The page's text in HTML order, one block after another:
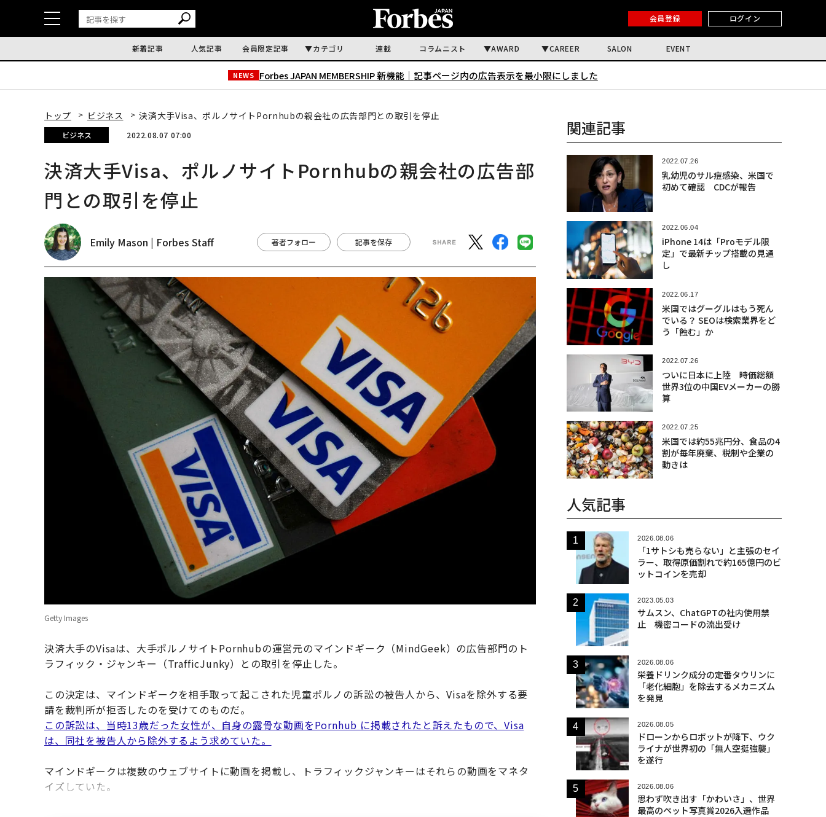
会員登録 ログイン
新着記事 人気記事 会員限定記事 カテゴリ 連載 コラムニスト AWARD CAREER SALON EVENT
NEWS Forbes JAPAN MEMBERSHIP 新機能｜ 記事ページ内の広告表示を最小限にしました
トップ ビジネス 決済大手Visa、ポルノサイトPornhubの親会社の広告部門との取引を停止
ビジネス 2022.08.07 07:00
決済大手Visa、ポルノサイトPornhubの親会社の広告部
門との取引を停止
Emily Mason | Forbes Staff 著者フォロー 記事を保存
Getty Images
決済大手のVisaは、大手ポルノサイトPornhubの運営元のマインドギーク（MindGeek）の広告部門のト
ラフィック・ジャンキー（TrafficJunky）との取引を停止した。
この決定は、マインドギークを相手取って起こされた児童ポルノの訴訟の被告人から、Visaを除外する要
請を裁判所が拒否したのを受けてのものだ。
この訴訟は、当時13歳だった女性が、自身の露骨な動画をPornhub に掲載されたと訴えたもので、Visa
は、同社を被告人から除外するよう求めていた。
マインドギークは複数のウェブサイトに動画を掲載し、トラフィックジャンキーはそれらの動画をマネタ
イズしていた。
関連記事
2022.07.26
乳幼児のサル痘感染、米国で
初めて確認 CDCが報告
2022.06.04
iPhone 14は「Proモデル限
定」で最新チップ搭載の見通
し
2022.06.17
米国ではグーグルはもう死ん
でいる？ SEOは検索業界をど
う「蝕む」か
2022.07.26
ついに日本に上陸 時価総額
世界3位の中国EVメーカーの勝
算
2022.07.25
米国では約55兆円分、食品の4
割が毎年廃棄、税制や企業の
動きは
人気記事
2026.08.06
「1サトシも売らない」と主張のセイ
ラー、取得原価割れで約165億円のビ
ットコインを売却
2023.05.03
サムスン、ChatGPTの社内使用禁
止 機密コードの流出受け
2026.08.06
栄養ドリンク成分の定番タウリンに
「老化細胞」を除去するメカニズム
を発見
2026.08.05
ドローンからロボットが降下、ウク
ライナが世界初の「無人空挺強襲」
を遂行
2026.08.06
思わず吹き出す「かわいさ」、世界
最高のペット写真賞2026入選作品